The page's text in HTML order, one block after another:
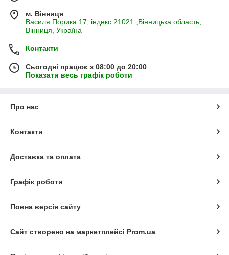
м. Вінниця
Василя Порика 17, індекс 21021 ,Вінницька область,
Вінниця, Україна
Контакти
Сьогодні працює з 08:00 до 20:00
Показати весь графік роботи
Про нас
Контакти
Доставка та оплата
Графік роботи
Повна версія сайту
Сайт створено на маркетплейсі Prom.ua